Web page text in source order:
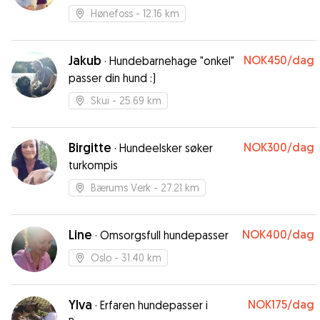
Hønefoss - 12.16 km
Jakub · Hundebarnehage "onkel"
passer din hund :)
NOK450/dag
Skui - 25.69 km
Birgitte · Hundeelsker søker
turkompis
NOK300/dag
Bærums Verk - 27.21 km
Line · Omsorgsfull hundepasser NOK400/dag
Oslo - 31.40 km
Ylva · Erfaren hundepasser i
NOK175/dag